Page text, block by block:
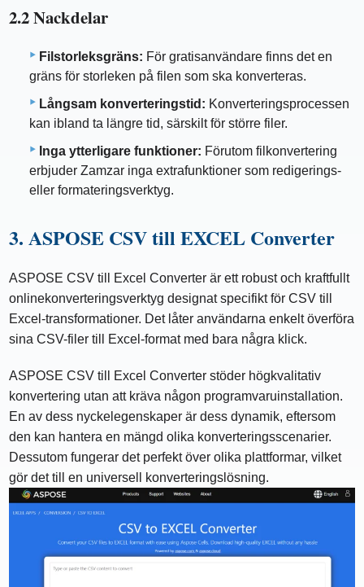
2.2 Nackdelar
Filstorleksgräns: För gratisanvändare finns det en
gräns för storleken på filen som ska konverteras.
Långsam konverteringstid: Konverteringsprocessen
kan ibland ta längre tid, särskilt för större filer.
Inga ytterligare funktioner: Förutom filkonvertering
erbjuder Zamzar inga extrafunktioner som redigerings-
eller formateringsverktyg.
3. ASPOSE CSV till EXCEL Converter
ASPOSE CSV till Excel Converter är ett robust och kraftfullt
onlinekonverteringsverktyg designat specifikt för CSV till
Excel-transformationer. Det låter användarna enkelt överföra
sina CSV-filer till Excel-format med bara några klick.
ASPOSE CSV till Excel Converter stöder högkvalitativ
konvertering utan att kräva någon programvaruinstallation.
En av dess nyckelegenskaper är dess dynamik, eftersom
den kan hantera en mängd olika konverteringsscenarier.
Dessutom fungerar det perfekt över olika plattformar, vilket
gör det till en universell konverteringslösning.